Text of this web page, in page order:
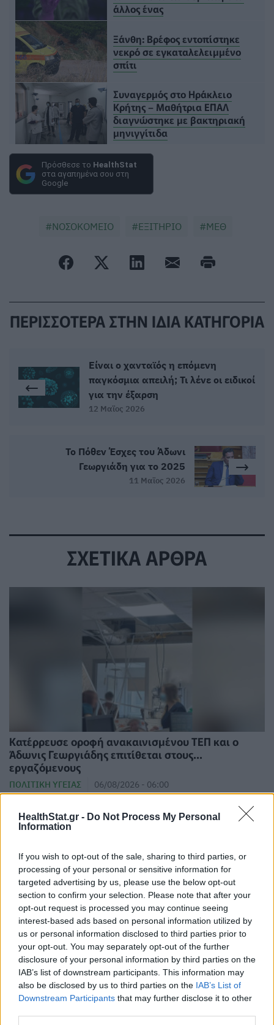
HealthStat.gr - Do Not Process My Personal
Information
If you wish to opt-out of the sale, sharing to third parties, or
processing of your personal or sensitive information for
targeted advertising by us, please use the below opt-out
section to confirm your selection. Please note that after your
opt-out request is processed you may continue seeing
interest-based ads based on personal information utilized by
us or personal information disclosed to third parties prior to
your opt-out. You may separately opt-out of the further
disclosure of your personal information by third parties on the
IAB’s list of downstream participants. This information may
also be disclosed by us to third parties on the IAB’s List of
Downstream Participants that may further disclose it to other
άλλος ένας
Ξάνθη: Βρέφος εντοπίστηκε
νεκρό σε εγκαταλελειμμένο
σπίτι
Συναγερμός στο Ηράκλειο
Κρήτης – Μαθήτρια ΕΠΑΛ
διαγνώστηκε με βακτηριακή
μηνιγγίτιδα
Πρόσθεσε το HealthStat
στα αγαπημένα σου στη
Google
ΝΟΣΟΚΟΜΕΙΟ ΕΞΙΤΗΡΙΟ ΜΕΘ
ΠΕΡΙΣΣΟΤΕΡΑ ΣΤΗΝ ΙΔΙΑ ΚΑΤΗΓΟΡΙΑ
Είναι ο χανταϊός η επόμενη
παγκόσμια απειλή; Τι λένε οι ειδικοί
για την έξαρση
12 Μαϊος 2026
Το Πόθεν Έσχες του Άδωνι
Γεωργιάδη για το 2025
11 Μαϊος 2026
ΣΧΕΤΙΚΑ ΑΡΘΡΑ
Κατέρρευσε οροφή ανακαινισμένου ΤΕΠ και ο
Άδωνις Γεωργιάδης επιτίθεται στους...
εργαζόμενους
ΠΟΛΙΤΙΚΉ ΥΓΕΊΑΣ 06/08/2026 - 06:00
Φωτιά στο Χαϊδάρι: 14 ασθενείς με αναπνευστικά
προβλήματα μεταφέρθηκαν από το «Δαφνί» στο
«Αττικόν»